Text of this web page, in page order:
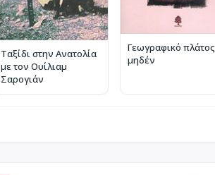
Ταξίδι στην Ανατολία
με τον Ουίλιαμ
Σαρογιάν
Γεωγραφικό πλάτος
μηδέν